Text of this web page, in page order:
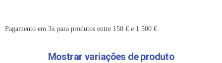
Pagamento em 3x para produtos entre 150 € e 1 500 €.
Mostrar variações de produto